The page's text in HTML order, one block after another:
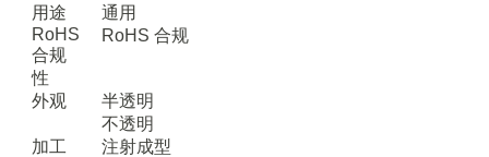
用途
通用
RoHS
合规
性
RoHS 合规
外观
半透明
不透明
加工
注射成型